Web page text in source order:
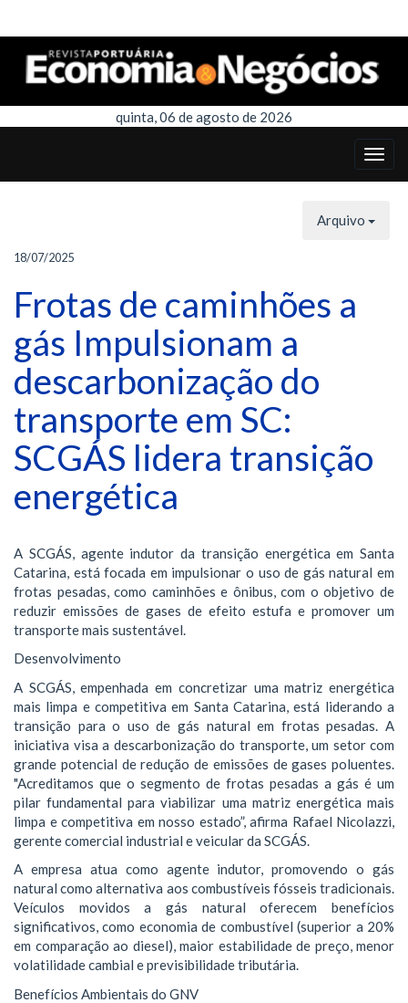
quinta, 06 de agosto de 2026
Arquivo
18/07/2025
Frotas de caminhões a
gás Impulsionam a
descarbonização do
transporte em SC:
SCGÁS lidera transição
energética
A SCGÁS, agente indutor da transição energética em Santa
Catarina, está focada em impulsionar o uso de gás natural em
frotas pesadas, como caminhões e ônibus, com o objetivo de
reduzir emissões de gases de efeito estufa e promover um
transporte mais sustentável.
Desenvolvimento
A SCGÁS, empenhada em concretizar uma matriz energética
mais limpa e competitiva em Santa Catarina, está liderando a
transição para o uso de gás natural em frotas pesadas. A
iniciativa visa a descarbonização do transporte, um setor com
grande potencial de redução de emissões de gases poluentes.
"Acreditamos que o segmento de frotas pesadas a gás é um
pilar fundamental para viabilizar uma matriz energética mais
limpa e competitiva em nosso estado”, afirma Rafael Nicolazzi,
gerente comercial industrial e veicular da SCGÁS.
A empresa atua como agente indutor, promovendo o gás
natural como alternativa aos combustíveis fósseis tradicionais.
Veículos movidos a gás natural oferecem benefícios
significativos, como economia de combustível (superior a 20%
em comparação ao diesel), maior estabilidade de preço, menor
volatilidade cambial e previsibilidade tributária.
Benefícios Ambientais do GNV